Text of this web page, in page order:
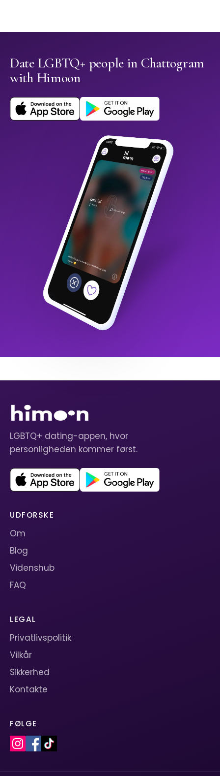
Date LGBTQ+ people in Chattogram
with Himoon
LGBTQ+ dating-appen, hvor
personligheden kommer først.
UDFORSKE
Om
Blog
Videnshub
FAQ
LEGAL
Privatlivspolitik
Vilkår
Sikkerhed
Kontakte
FØLGE